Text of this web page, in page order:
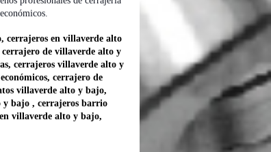
cerrajeros en villaverde alto
de villaverde alto y
cerrajeros villaverde alto y
cerrajero de
villaverde alto y bajo,
y bajo , cerrajeros barrio
villaverde alto y bajo,